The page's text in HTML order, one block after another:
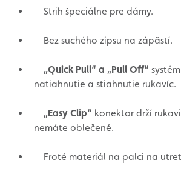
Strih špeciálne pre dámy.
Bez suchého zipsu na zápästí.
„Quick Pull“ a „Pull Off“
natiahnutie a stiahnutie rukavíc.
„Easy Clip“ konektor drží
nemáte oblečené.
Froté materiál na palci na